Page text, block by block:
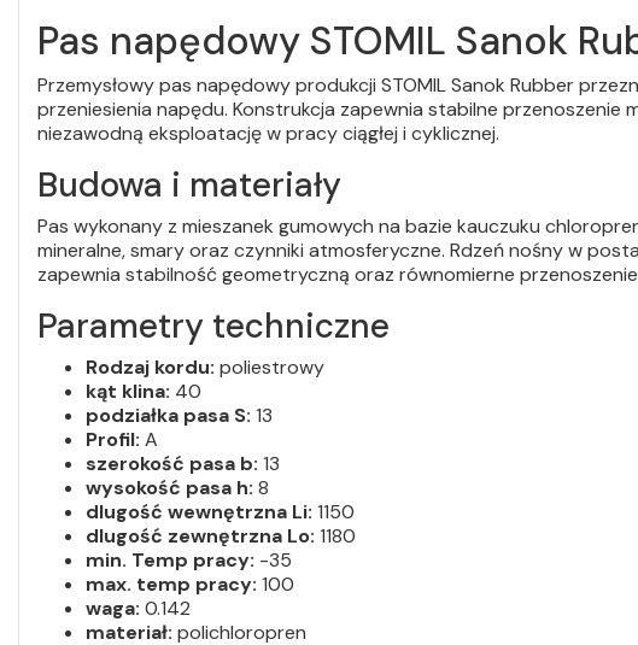
Pas napędowy STOMIL Sanok
Przemysłowy pas napędowy produkcji STOMIL Sanok Rubber
przeniesienia napędu. Konstrukcja zapewnia stabilne przenoszenie
niezawodną eksploatację w pracy ciągłej i cyklicznej.
Budowa i materiały
Pas wykonany z mieszanek gumowych na bazie kauczuku
mineralne, smary oraz czynniki atmosferyczne. Rdzeń nośny w
zapewnia stabilność geometryczną oraz równomierne
Parametry techniczne
Rodzaj kordu: poliestrowy
kąt klina: 40
podziałka pasa S: 13
Profil: A
szerokość pasa b: 13
wysokość pasa h: 8
dlugość wewnętrzna Li: 1150
dlugość zewnętrzna Lo: 1180
min. Temp pracy: -35
max. temp pracy: 100
waga: 0.142
materiał: polichloropren